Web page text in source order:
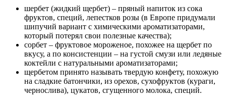
шербет (жидкий щербет) – пряный напиток из сока
фруктов, специй, лепестков розы (в Европе придумали
шипучий вариант с химическими ароматизаторами,
который потерял свои полезные качества);
сорбет – фруктовое мороженое, похожее на щербет по
вкусу, а по консистенции – на густой смузи или ледяные
коктейли с натуральными ароматизаторами;
щербетом принято называть твердую конфету, похожую
на сладкие батончики, из орехов, сухофруктов (кураги,
чернослива), цукатов, сгущенного молока, специй.